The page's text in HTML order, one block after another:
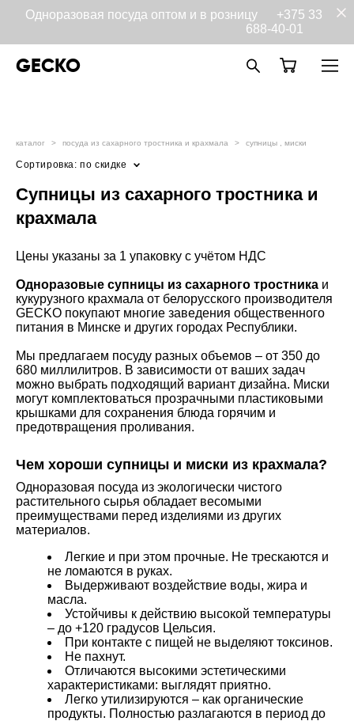
Одноразовая посуда оптом и в розницу +375 33
688-40-01
GECKO
каталог > посуда из сахарного тростника и крахмала > супницы , миски
Сортировка: по скидке
Супницы из сахарного тростника и
крахмала
Цены указаны за 1 упаковку с учётом НДС
Одноразовые супницы из сахарного тростника и
кукурузного крахмала от белорусского производителя
GECKO покупают многие заведения общественного
питания в Минске и других городах Республики.
Мы предлагаем посуду разных объемов – от 350 до
680 миллилитров. В зависимости от ваших задач
можно выбрать подходящий вариант дизайна. Миски
могут комплектоваться прозрачными пластиковыми
крышками для сохранения блюда горячим и
предотвращения проливания.
Чем хороши супницы и миски из крахмала?
Одноразовая посуда из экологически чистого
растительного сырья обладает весомыми
преимуществами перед изделиями из других
материалов.
Легкие и при этом прочные. Не трескаются и
не ломаются в руках.
Выдерживают воздействие воды, жира и
масла.
Устойчивы к действию высокой температуры
– до +120 градусов Цельсия.
При контакте с пищей не выделяют токсинов.
Не пахнут.
Отличаются высокими эстетическими
характеристиками: выглядят приятно.
Легко утилизируются – как органические
продукты. Полностью разлагаются в период до